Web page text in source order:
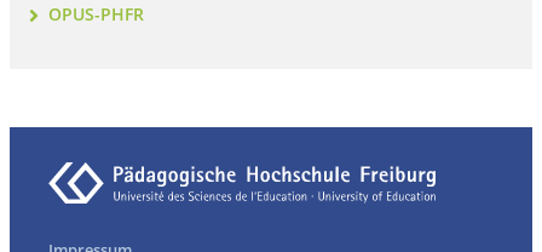
OPUS-PHFR